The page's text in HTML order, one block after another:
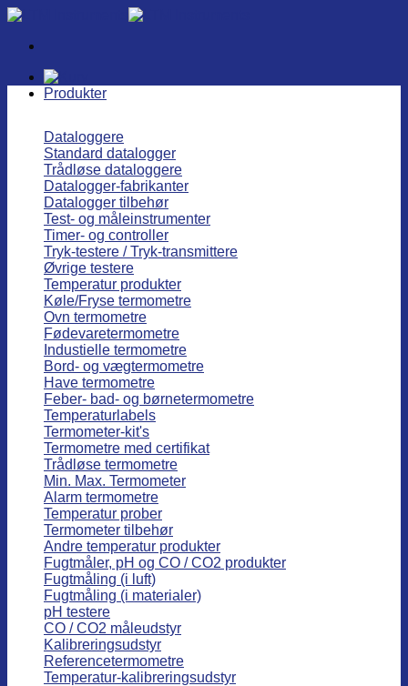
Fortsæt
indhold
Produkter
Dataloggere
Standard datalogger
Trådløse dataloggere
Datalogger-fabrikanter
Datalogger tilbehør
Test- og måleinstrumenter
Timer- og controller
Tryk-testere / Tryk-transmittere
Øvrige testere
Temperatur produkter
Køle/Fryse termometre
Ovn termometre
Fødevaretermometre
Industielle termometre
Bord- og vægtermometre
Have termometre
Feber- bad- og børnetermometre
Temperaturlabels
Termometer-kit's
Termometre med certifikat
Trådløse termometre
Min. Max. Termometer
Alarm termometre
Temperatur prober
Termometer tilbehør
Andre temperatur produkter
Fugtmåler, pH og CO / CO2 produkter
Fugtmåling (i luft)
Fugtmåling (i materialer)
pH testere
CO / CO2 måleudstyr
Kalibreringsudstyr
Referencetermometre
Temperatur-kalibreringsudstyr